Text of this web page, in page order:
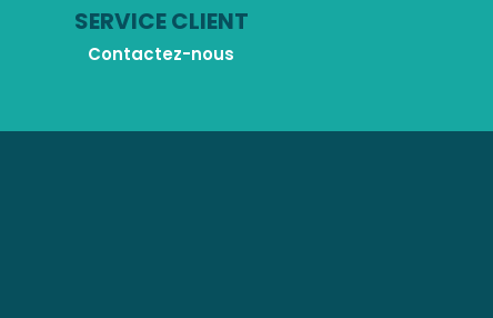
SERVICE CLIENT
Contactez-nous